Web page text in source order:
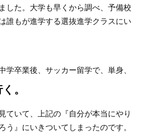
した。大学も早くから調べ、予備校
誰もが進学する選抜進学クラスにい
学卒業後、サッカー留学で、単身、
。
ていて、上記の『自分が本当にやり
う』にいきついてしまったのです。